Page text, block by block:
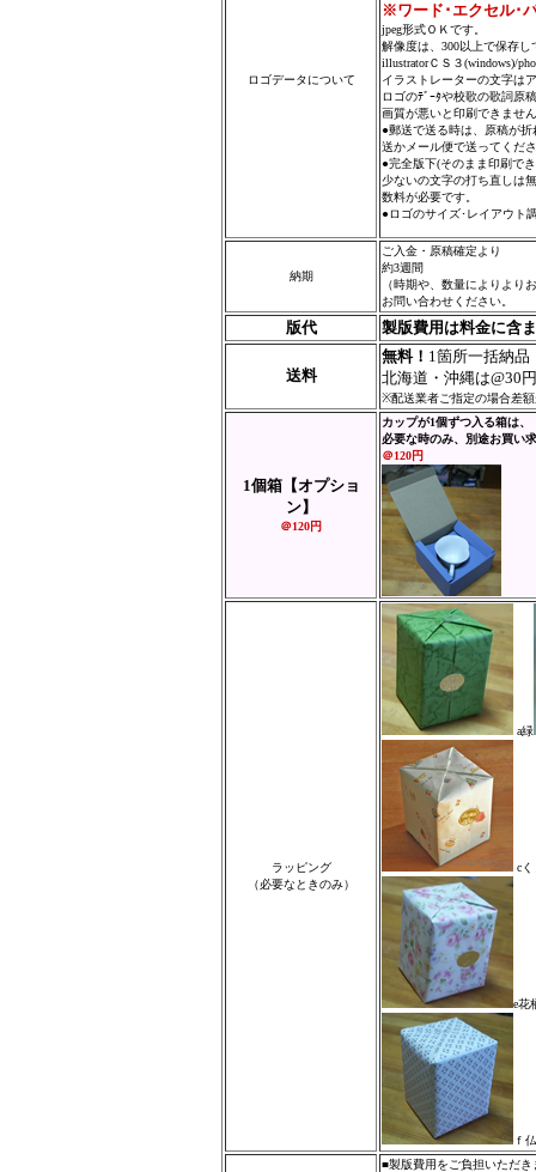
ロゴデータについて
※ワード･エクセル･
jpeg形式ＯＫです。
解像度は、300以上で保存し
illustratorＣＳ３(windows)/
イラストレーターの文字は
ロゴのﾃﾞｰﾀや校歌の歌詞原
画質が悪いと印刷できませ
●郵送で送る時は、原稿が
送かメール便で送ってくだ
●完全版下(そのまま印刷で
少ないの文字の打ち直しは
数料が必要です。
●ロゴのサイズ･レイアウト
納期
ご入金・原稿確定より
約3週間
（時期や、数量によりより
お問い合わせください。
版代 製版費用は料金に含
送料
無料！ 1箇所一括納品
北海道・沖縄は@30
※配送業者ご指定の場合差
1個箱【オプショ
ン】
＠120円
カップが1個ずつ入る箱は、
必要な時のみ、別途お買い
＠120円
ラッピング
（必要なときのみ）
a緑
cく
e花
ｆ
■製版費用をご負担いただ